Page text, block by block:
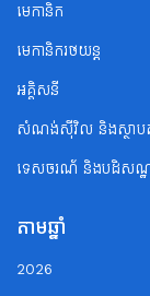
មេកានិក
មេកានិករថយន្ត
អគ្គិសនី
សំណង់ស៊ីវិល និងស្ថាបត្
ទេសចរណ័ និងបដិសណ្ឋា
តាមឆ្នាំ
2026